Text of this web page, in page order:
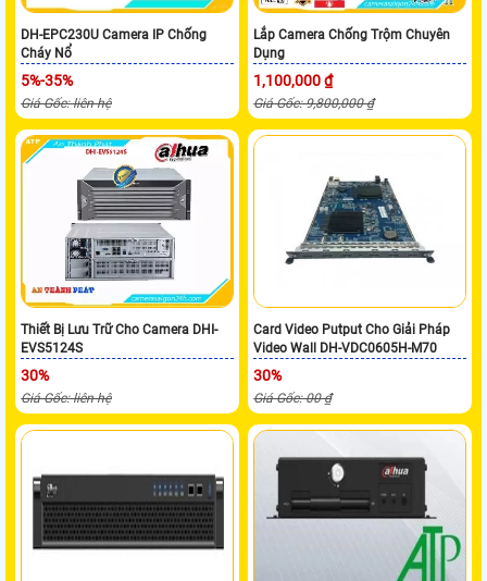
DH-EPC230U Camera IP Chống
Cháy Nổ
5%-35%
Giá Gốc: liên hệ
Lắp Camera Chống Trộm Chuyên
Dụng
1,100,000 ₫
Giá Gốc: 9,800,000 ₫
Thiết Bị Lưu Trữ Cho Camera DHI-
EVS5124S
30%
Giá Gốc: liên hệ
Card Video Putput Cho Giải Pháp
Video Wall DH-VDC0605H-M70
30%
Giá Gốc: 00 ₫